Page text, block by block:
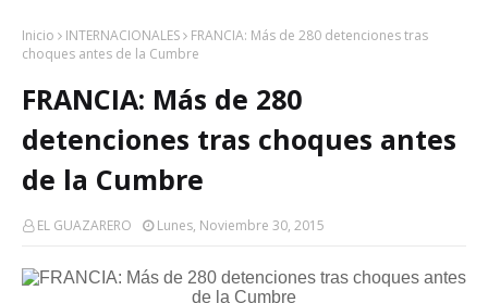
Inicio INTERNACIONALES
FRANCIA: Más de 280 detenciones tras
choques antes de la Cumbre
FRANCIA: Más de 280
detenciones tras choques antes
de la Cumbre
EL GUAZARERO Lunes, Noviembre 30, 2015